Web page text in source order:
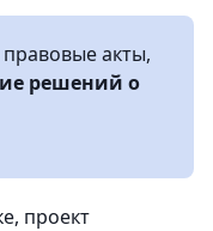
акты,
решений о
проект